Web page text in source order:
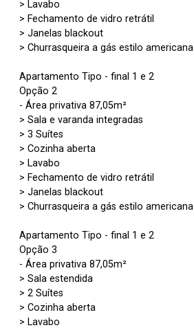
> Lavabo
> Fechamento de vidro retrátil
> Janelas blackout
> Churrasqueira a gás estilo americana
Apartamento Tipo - final 1 e 2
Opção 2
- Área privativa 87,05m²
> Sala e varanda integradas
> 3 Suítes
> Cozinha aberta
> Lavabo
> Fechamento de vidro retrátil
> Janelas blackout
> Churrasqueira a gás estilo americana
Apartamento Tipo - final 1 e 2
Opção 3
- Área privativa 87,05m²
> Sala estendida
> 2 Suítes
> Cozinha aberta
> Lavabo